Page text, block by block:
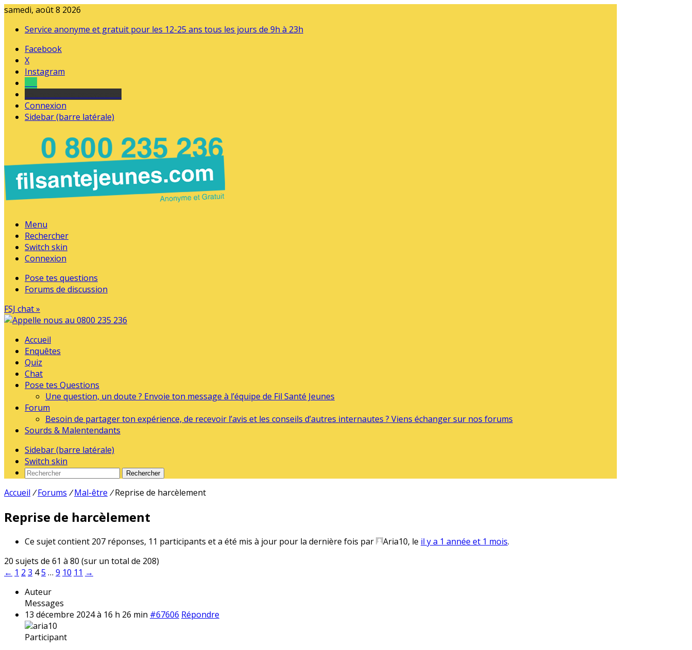
samedi, août 8 2026
Service anonyme et gratuit pour les 12-25 ans tous les jours de 9h à 23h
Facebook
X
Instagram
Connexion
Sidebar (barre latérale)
Menu
Rechercher
Switch skin
Connexion
Pose tes questions
Forums de discussion
FSJ chat »
Accueil
Enquêtes
Quiz
Chat
Pose tes Questions
Une question, un doute ? Envoie ton message à l’équipe de Fil Santé Jeunes
Forum
Besoin de partager ton expérience, de recevoir l’avis et les conseils d’autres internautes ? Viens échanger sur nos forums
Sourds & Malentendants
Sidebar (barre latérale)
Switch skin
Rechercher
Accueil / Forums / Mal-être / Reprise de harcèlement
Reprise de harcèlement
Ce sujet contient 207 réponses, 11 participants et a été mis à jour pour la dernière fois par Aria10, le il y a 1 année et 1 mois.
20 sujets de 61 à 80 (sur un total de 208)
← 1 2 3 45 … 9 10 11 →
Auteur
Messages
13 décembre 2024 à 16 h 26 min #67606 Répondre
aria10
Participant